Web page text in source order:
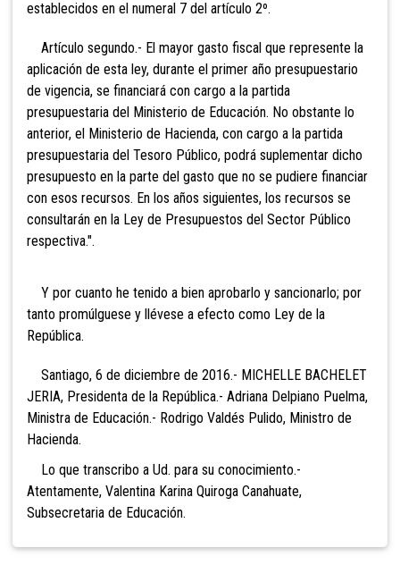
establecidos en el numeral 7 del artículo 2º.
Artículo segundo.- El mayor gasto fiscal que represente la
aplicación de esta ley, durante el primer año presupuestario
de vigencia, se financiará con cargo a la partida
presupuestaria del Ministerio de Educación. No obstante lo
anterior, el Ministerio de Hacienda, con cargo a la partida
presupuestaria del Tesoro Público, podrá suplementar dicho
presupuesto en la parte del gasto que no se pudiere financiar
con esos recursos. En los años siguientes, los recursos se
consultarán en la Ley de Presupuestos del Sector Público
respectiva.".
Y por cuanto he tenido a bien aprobarlo y sancionarlo; por
tanto promúlguese y llévese a efecto como Ley de la
República.
Santiago, 6 de diciembre de 2016.- MICHELLE BACHELET
JERIA, Presidenta de la República.- Adriana Delpiano Puelma,
Ministra de Educación.- Rodrigo Valdés Pulido, Ministro de
Hacienda.
Lo que transcribo a Ud. para su conocimiento.-
Atentamente, Valentina Karina Quiroga Canahuate,
Subsecretaria de Educación.